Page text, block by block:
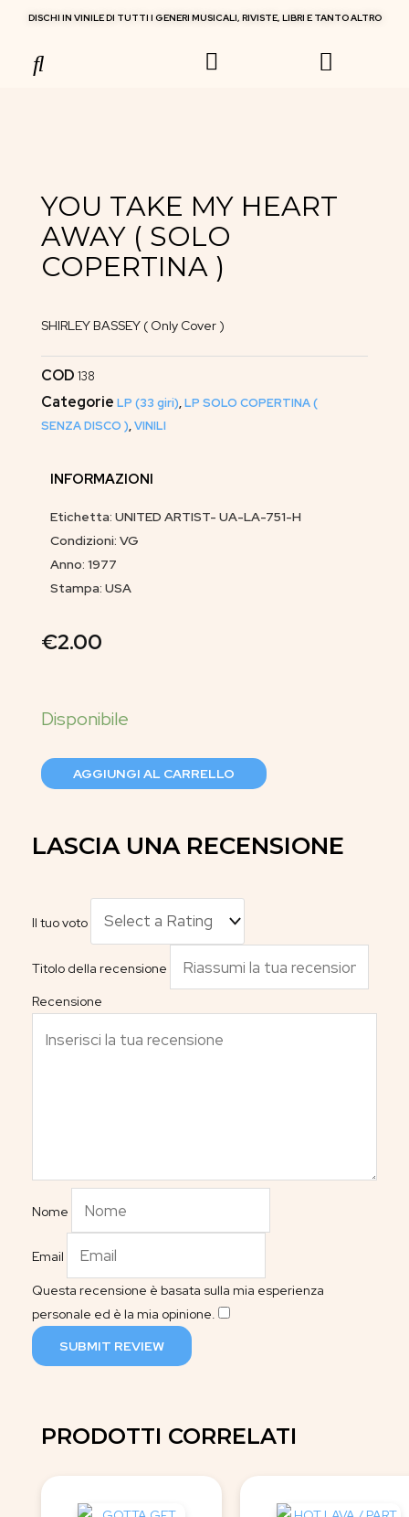
DISCHI IN VINILE DI TUTTI I GENERI MUSICALI, RIVISTE, LIBRI E TANTO ALTRO
YOU TAKE MY HEART
AWAY ( SOLO
COPERTINA )
SHIRLEY BASSEY ( Only Cover )
COD 138
Categorie LP (33 giri),LP SOLO COPERTINA (
SENZA DISCO ),VINILI
INFORMAZIONI
Etichetta: UNITED ARTIST- UA-LA-751-H
Condizioni: VG
Anno: 1977
Stampa: USA
€2.00
AGGIUNGI AL CARRELLO
LASCIA UNA RECENSIONE
Il tuo voto
Titolo della recensione
Recensione
Nome
Email
Questa recensione è basata sulla mia esperienza
personale ed è la mia opinione.
SUBMIT REVIEW
PRODOTTI CORRELATI